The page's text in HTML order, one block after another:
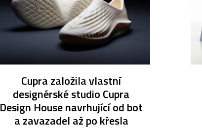
Cupra založila vlastní
designérské studio Cupra
Design House navrhující od bot
a zavazadel až po křesla